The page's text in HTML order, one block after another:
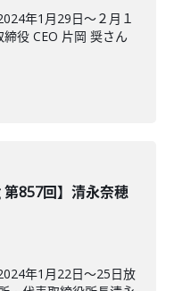
年1月29日〜２月１
役 CEO 片岡 奨さん
第857回】清永奈穂
年1月22日〜25日放